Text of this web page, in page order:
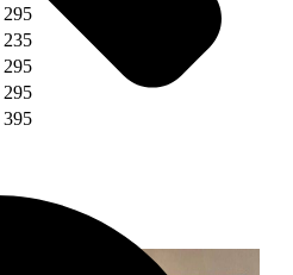
295
235
295
295
395